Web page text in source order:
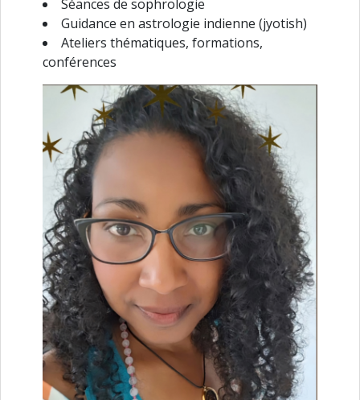
Séances de sophrologie
Guidance en astrologie indienne (jyotish)
Ateliers thématiques, formations,
conférences